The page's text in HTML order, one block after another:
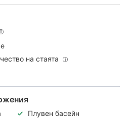
на стаята
Плувен басейн